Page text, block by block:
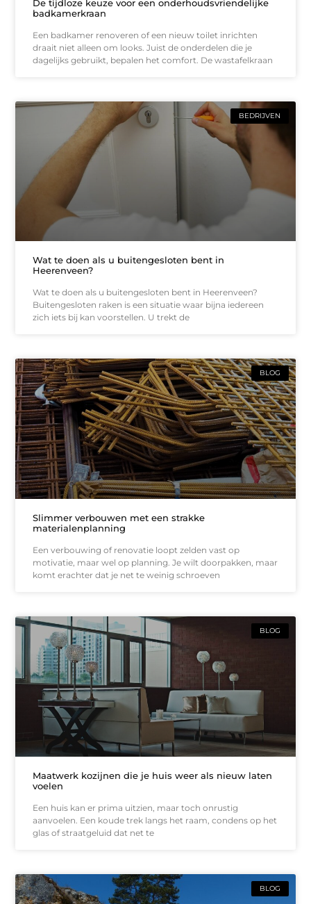
De tijdloze keuze voor een onderhoudsvriendelijke
badkamerkraan
Een badkamer renoveren of een nieuw toilet inrichten
draait niet alleen om looks. Juist de onderdelen die je
dagelijks gebruikt, bepalen het comfort. De wastafelkraan
BEDRIJVEN
Wat te doen als u buitengesloten bent in
Heerenveen?
Wat te doen als u buitengesloten bent in Heerenveen?
Buitengesloten raken is een situatie waar bijna iedereen
zich iets bij kan voorstellen. U trekt de
BLOG
Slimmer verbouwen met een strakke
materialenplanning
Een verbouwing of renovatie loopt zelden vast op
motivatie, maar wel op planning. Je wilt doorpakken, maar
komt erachter dat je net te weinig schroeven
BLOG
Maatwerk kozijnen die je huis weer als nieuw laten
voelen
Een huis kan er prima uitzien, maar toch onrustig
aanvoelen. Een koude trek langs het raam, condens op het
glas of straatgeluid dat net te
BLOG